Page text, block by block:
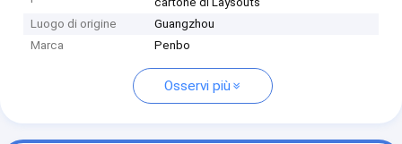
Luogo di origine
Guangzhou
Marca
Penbo
Osservi più